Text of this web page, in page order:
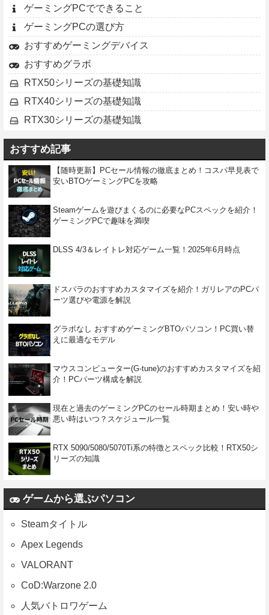
ゲーミングPCでできること
ゲーミングPCの選び方
おすすめゲーミングデバイス
おすすめグラボ
RTX50シリーズの基礎知識
RTX40シリーズの基礎知識
RTX30シリーズの基礎知識
おすすめ記事
【随時更新】PCセール情報の徹底まとめ！コスパ早見表で
安いBTOゲーミングPCを攻略
Steamゲームを遊びまくるのに必要なPCスペックを紹介！
ゲーミングPCで趣味を満喫
DLSS 4/3＆レイトレ対応ゲーム一覧！2025年6月時点
ドスパラのおすすめカスタマイズを紹介！ガリレアのPCパ
ーツ選びや電源を解説
グラボなし おすすめゲーミングBTOパソコン！PC買い替
えに最適なモデル
マウスコンピューター(G-tune)のおすすめカスタマイズを紹
介！PCパーツ構成を解説
現在と過去のゲーミングPCのセール時期まとめ！安い時や
悪い時はいつ？スケジュール一覧
RTX 5090/5080/5070Ti系の特徴とスペック比較！RTX50シ
リーズの知識
ゲームから選ぶパソコン
Steamタイトル
Apex Legends
VALORANT
CoD:Warzone 2.0
人気バトロワゲーム